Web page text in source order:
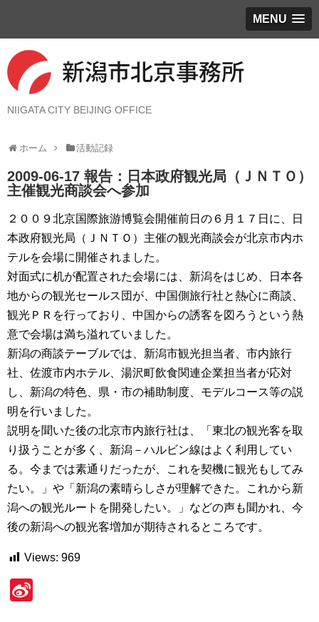
MENU
NIIGATA CITY BEIJING OFFICE
ホーム 活動記録
2009-06-17 報告：日本政府観光局（ＪＮＴＯ）
主催観光商談会へ参加
２００９北京国際旅游博覧会開催前日の６月１７日に、日
本政府観光局（ＪＮＴＯ）主催の観光商談会が北京市内ホ
テルを会場に開催されました。
対面式に机が配置された会場には、新潟をはじめ、日本各
地からの観光セールス団が、中国側旅行社と熱心に商談、
観光ＰＲを行っており、中国からの誘客を図ろうという熱
意で会場は満ち溢れていました。
新潟の商談テーブルでは、新潟市観光担当者、市内旅行
社、佐渡市内ホテル、湯沢町飲食関連企業担当者が応対
し、新潟の特色、県・市の補助制度、モデルコース等の説
明を行いました。
説明を聞いた後の北京市内旅行社は、「東北の観光客を取
り扱うことが多く、新潟－ハルビン線はよく利用してい
る。今までは素通りだったが、これを契機に観光もしてみ
たい。」や「新潟の素晴らしさが理解できた。これから新
潟への観光ルートを開発したい。」などの声も聞かれ、今
後の新潟への観光客増加が期待されるところです。
Views: 969